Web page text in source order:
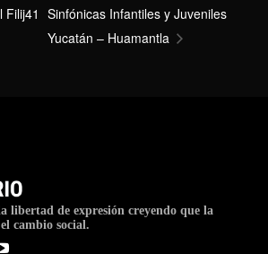
Filij41 Sinfónicas Infantiles y Juveniles
Yucatán – Huamantla
libertad de expresión creyendo que la
cambio social.